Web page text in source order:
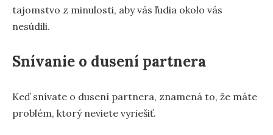
tajomstvo z minulosti, aby vás ľudia okolo vás
nesúdili.
Snívanie o dusení partnera
Keď snívate o dusení partnera, znamená to, že máte
problém, ktorý neviete vyriešiť.